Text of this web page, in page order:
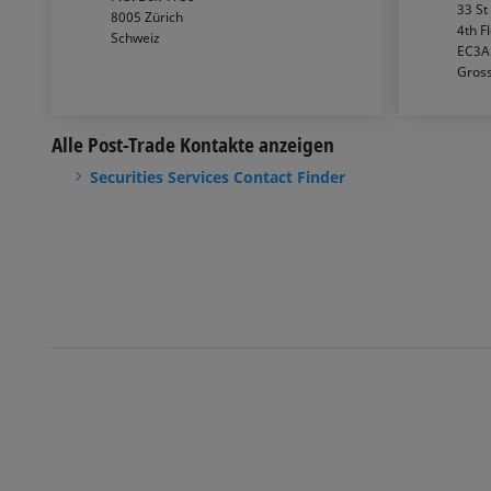
8005 Zürich
Schweiz
33
4th
Alle Post-Trade Kontakte anzeigen
Securities Services Contact Finder